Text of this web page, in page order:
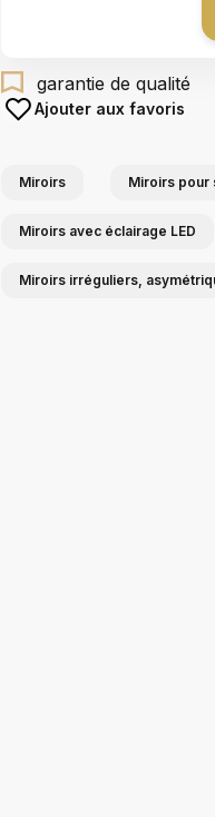
garantie de qualité
Ajouter aux favoris
Miroirs Miroirs pour
Miroirs avec éclairage LED
Miroirs irréguliers,